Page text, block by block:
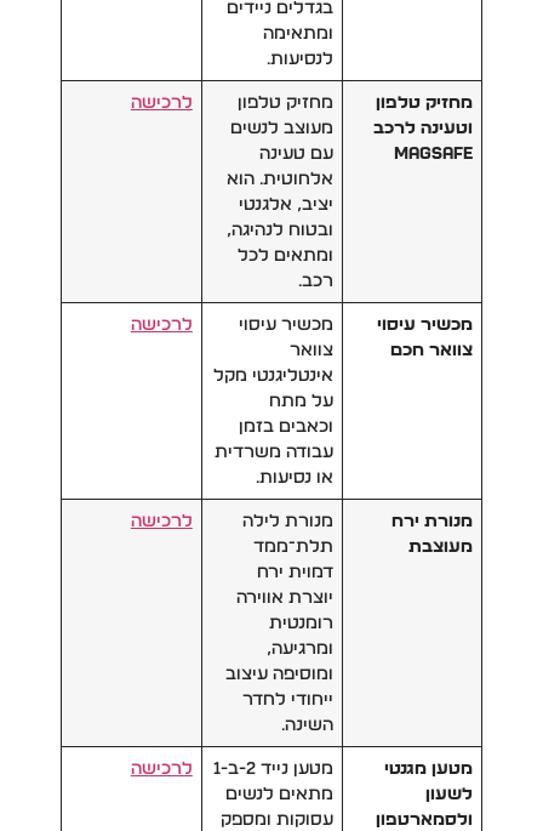
בגדלים ניידים
ומתאימה
לנסיעות.
מחזיק טלפון
וטעינה לרכב
MagSafe
מחזיק טלפון
מעוצב לנשים
עם טעינה
אלחוטית. הוא
יציב, אלגנטי
ובטוח לנהיגה,
ומתאים לכל
רכב.
לרכישה
מכשיר עיסוי
צוואר חכם
מכשיר עיסוי
צוואר
אינטליגנטי מקל
על מתח
וכאבים בזמן
עבודה משרדית
או נסיעות.
לרכישה
מנורת ירח
מעוצבת
מנורת לילה
תלת־ממד
דמוית ירח
יוצרת אווירה
רומנטית
ומרגיעה,
ומוסיפה עיצוב
ייחודי לחדר
השינה.
לרכישה
מטען מגנטי
לשעון
ולסמארטפון
מטען נייד 2-ב-1
מתאים לנשים
עסוקות ומספק
לרכישה